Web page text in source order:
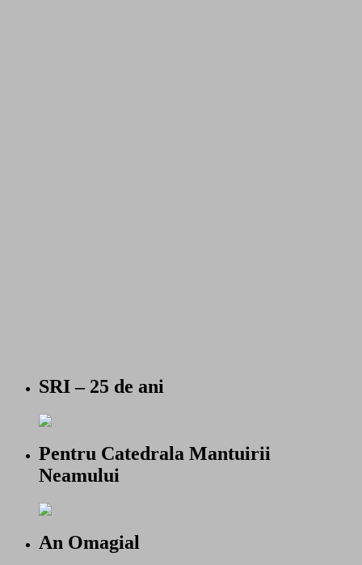
SRI – 25 de ani
Pentru Catedrala Mantuirii
Neamului
An Omagial